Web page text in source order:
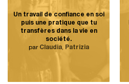
Un travail de confiance en soi
puis une pratique que tu
transfères dans la vie en
société.
par Claudia, Patrizia